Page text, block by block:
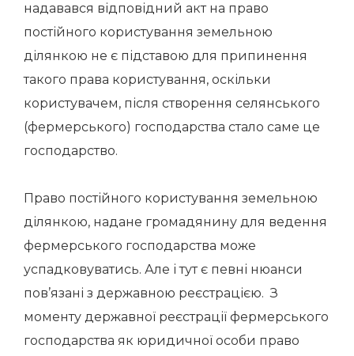
надавався відповідний акт на право
постійного користування земельною
ділянкою не є підставою для припинення
такого права користування, оскільки
користувачем, після створення селянського
(фермерського) господарства стало саме це
господарство.
Право постійного користування земельною
ділянкою, надане громадянину для ведення
фермерського господарства може
успадковуватись. Але і тут є певні нюанси
пов’язані з державною реєстрацією. З
моменту державної реєстрації фермерського
господарства як юридичної особи право